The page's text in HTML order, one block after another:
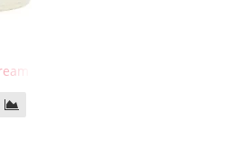
White Victory Gold